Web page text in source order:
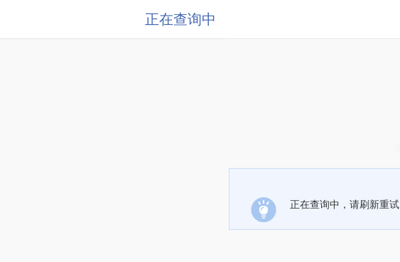
正在查询中
正在查询中，请刷新重试